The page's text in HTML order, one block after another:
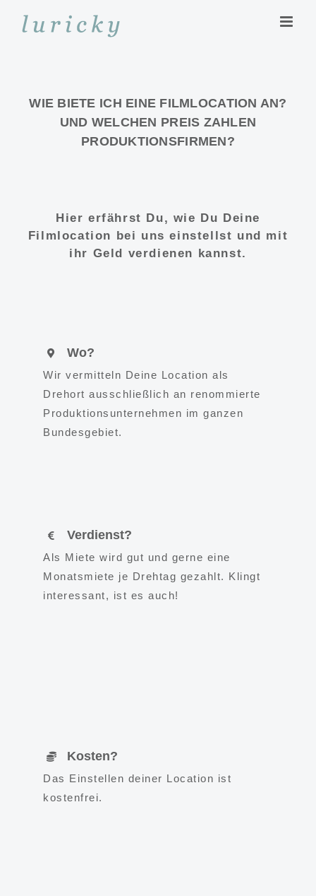
springen
WIE BIETE ICH EINE FILMLOCATION AN?
UND WELCHEN PREIS ZAHLEN
PRODUKTIONSFIRMEN?
Hier erfährst Du, wie Du Deine
Filmlocation bei uns einstellst und mit
ihr Geld verdienen kannst.
Wo?
Wir vermitteln Deine Location als
Drehort ausschließlich an renommierte
Produktionsunternehmen im ganzen
Bundesgebiet.
Verdienst?
Als Miete wird gut und gerne eine
Monatsmiete je Drehtag gezahlt. Klingt
interessant, ist es auch!
Kosten?
Das Einstellen deiner Location ist
kostenfrei.